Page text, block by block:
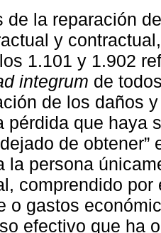
de la reparación
y
1.101 y 1.902
integrum de
de los daños
pérdida que haya
de
la persona
comprendido
o gastos
efectivo que ha